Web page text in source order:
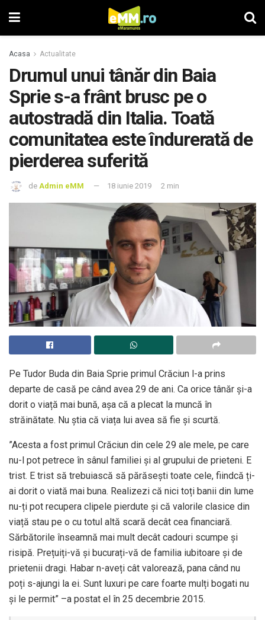
Acasa Actualitate
Drumul unui tânăr din Baia
Sprie s-a frânt brusc pe o
autostradă din Italia. Toată
comunitatea este îndurerată de
pierderea suferită
de Admin eMM 18 iunie 2019 2 min
Pe Tudor Buda din Baia Sprie primul Crăciun l-a prins
departe de casă pe când avea 29 de ani. Ca orice tânăr și-a
dorit o viață mai bună, așa că a plecat la muncă în
străinătate. Nu știa că viața lui avea să fie și scurtă.
”Acesta a fost primul Crăciun din cele 29 ale mele, pe care
nu-l pot petrece în sânul familiei și al grupului de prieteni. E
trist. E trist să trebuiască să părăsești toate cele, fiindcă ți-
ai dorit o viată mai buna. Realizezi că nici toți banii din lume
nu-ți pot recupera clipele pierdute și că valorile clasice din
viață stau pe o cu totul altă scară decât cea financiară.
Sărbătorile înseamnă mai mult decât cadouri scumpe și
risipă. Prețuiți-vă și bucurați-vă de familia iubitoare și de
prietenii dragi. Habar n-aveți cât valorează, pana când nu
poți s-ajungi la ei. Sunt luxuri pe care foarte mulți bogati nu
și le permit” –a postat el în 25 decembrie 2015.